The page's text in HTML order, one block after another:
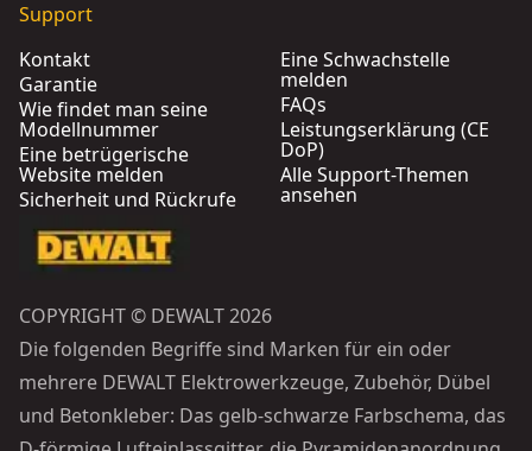
Support
Kontakt
Garantie
Wie findet man seine
Modellnummer
Eine betrügerische
Website melden
Sicherheit und Rückrufe
Eine Schwachstelle
melden
FAQs
Leistungserklärung (CE
DoP)
Alle Support-Themen
ansehen
COPYRIGHT © DEWALT 2026
Die folgenden Begriffe sind Marken für ein oder
mehrere DEWALT Elektrowerkzeuge, Zubehör, Dübel
und Betonkleber: Das gelb-schwarze Farbschema, das